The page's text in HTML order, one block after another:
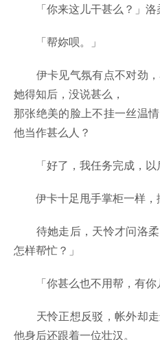
「你来这儿干甚么？」洛
「帮妳呗。」
伊卡见气氛有点不对劲，
她得知后，没说甚么，
那张绝美的脸上不挂一丝温
他当作甚么人？
「好了，我任务完成，以
伊卡十足甩手掌柜一样，
待她走后，天怜才问洛柔
怎样帮忙？」
「你甚么也不用帮，有你
天怜正想反驳，帐外却走
他身后还跟着一位壮汉。